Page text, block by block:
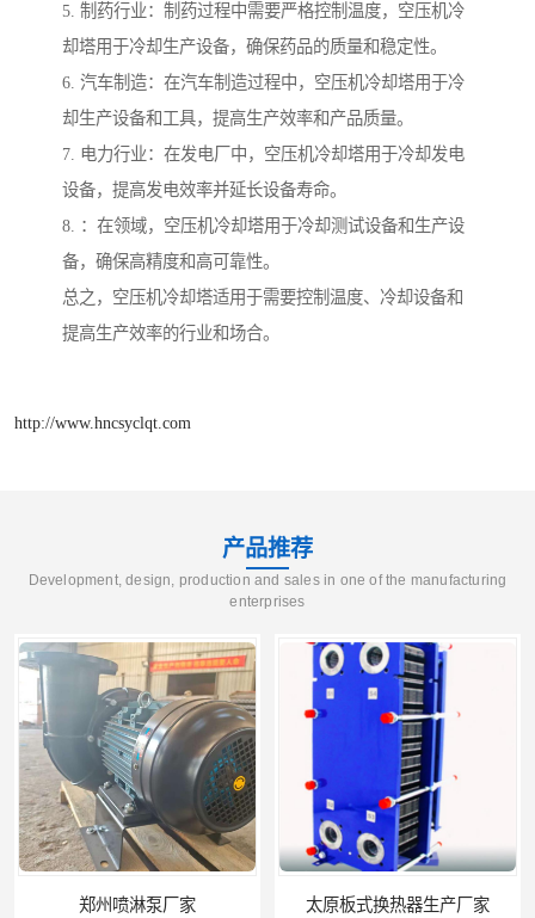
5. 制药行业：制药过程中需要严格控制温度，空压机冷
却塔用于冷却生产设备，确保药品的质量和稳定性。
6. 汽车制造：在汽车制造过程中，空压机冷却塔用于冷
却生产设备和工具，提高生产效率和产品质量。
7. 电力行业：在发电厂中，空压机冷却塔用于冷却发电
设备，提高发电效率并延长设备寿命。
8. ：在领域，空压机冷却塔用于冷却测试设备和生产设
备，确保高精度和高可靠性。
总之，空压机冷却塔适用于需要控制温度、冷却设备和
提高生产效率的行业和场合。
http://www.hncsyclqt.com
产品推荐
Development, design, production and sales in one of the manufacturing
enterprises
太原板式换热器生产厂家 石家庄恒温电控